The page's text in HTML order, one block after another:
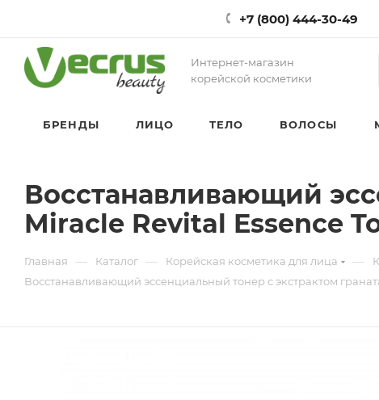
+7 (800) 444-30-49
Интернет-магазин
корейской косметики
БРЕНДЫ ЛИЦО ТЕЛО ВОЛОСЫ
Восстанавливающий
Miracle Revital Essence
Главная — Каталог — Корейская косметика для лица —
Восстанавливающий эссенциальный тонер с экстрактом